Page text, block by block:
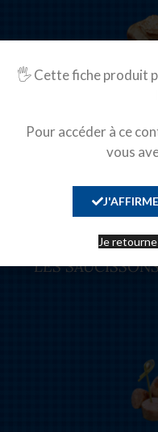
LES
LES
🖐️ Cette fiche produit
Pour accéder à ce
vous
Je